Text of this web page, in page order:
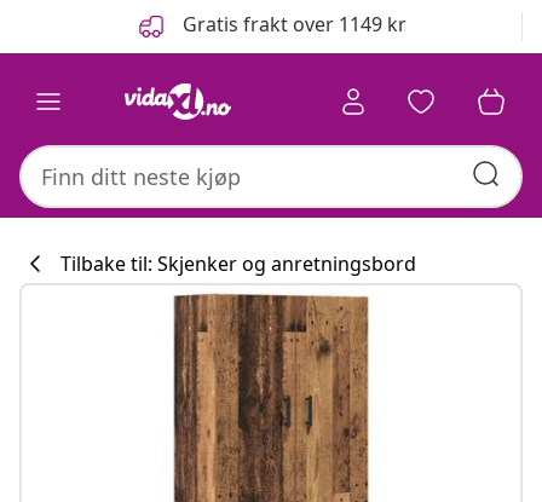
Gratis frakt over 1149 kr
Tilbake til: Skjenker og anretningsbord